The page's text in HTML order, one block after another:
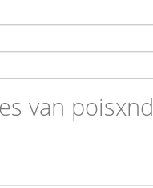
van poisxnd